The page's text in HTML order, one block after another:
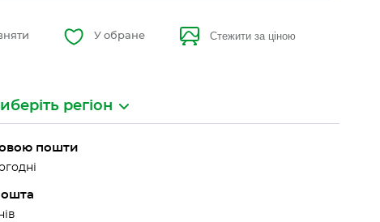
У обране Стежити за ціною
регіон
пошти